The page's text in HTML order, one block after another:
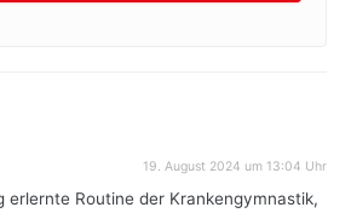
19. August 2024 um 13:04 Uhr
erlernte Routine der Krankengymnastik,